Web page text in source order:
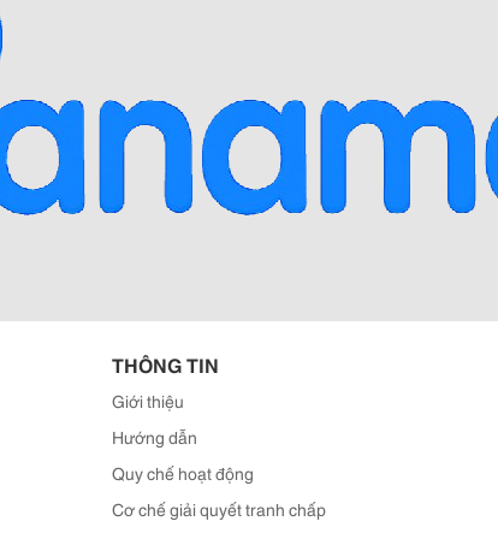
THÔNG TIN
Giới thiệu
Hướng dẫn
Quy chế hoạt động
Cơ chế giải quyết tranh chấp